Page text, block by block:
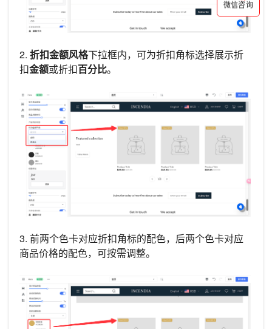
2. 折扣金额风格下拉框内，可为折扣角标选择展示折
扣金额或折扣百分比。
3. 前两个色卡对应折扣角标的配色，后两个色卡对应
商品价格的配色，可按需调整。
微信咨询